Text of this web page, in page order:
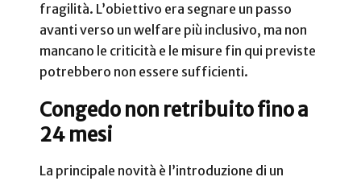
fragilità. L’obiettivo era segnare un passo
avanti verso un welfare più inclusivo, ma non
mancano le criticità e le misure fin qui previste
potrebbero non essere sufficienti.
Congedo non retribuito fino a
24 mesi
La principale novità è l’introduzione di un